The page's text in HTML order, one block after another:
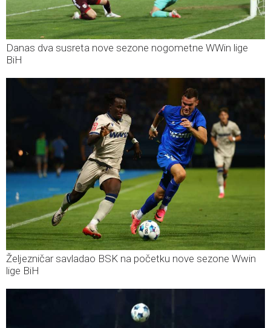
Danas dva susreta nove sezone nogometne WWin lige
BiH
Željezničar savladao BSK na početku nove sezone Wwin
lige BiH